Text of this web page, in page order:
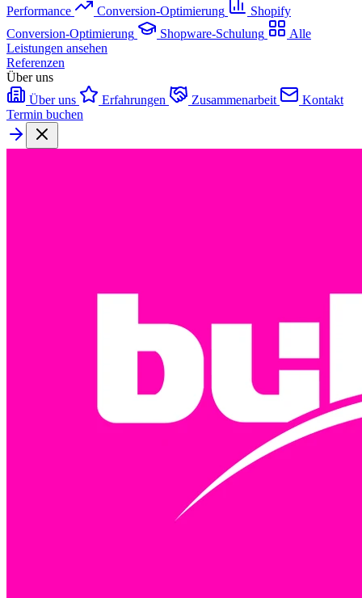
Performance
Conversion-Optimierung
Shopify
Conversion-Optimierung
Shopware-Schulung
Alle
Leistungen ansehen
Referenzen
Über uns
Über uns
Erfahrungen Zusammenarbeit
Kontakt
Termin buchen